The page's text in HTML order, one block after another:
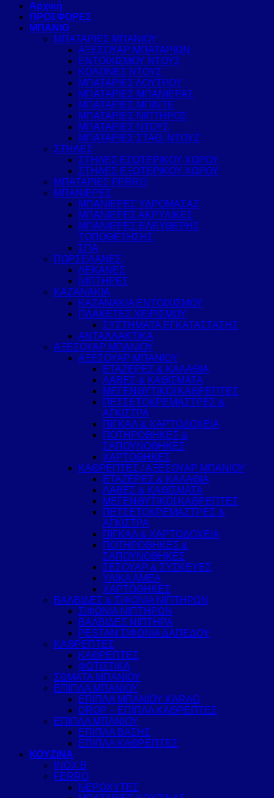
Αρχική
ΠΡΟΣΦΟΡΕΣ
ΜΠΑΝΙΟ
ΜΠΑΤΑΡΙΕΣ ΜΠΑΝΙΟΥ
ΑΞΕΣΟΥΑΡ ΜΠΑΤΑΡΙΩΝ
ΕΝΤΟΙΧΙΣΜΟΥ ΝΤΟΥΣ
ΚΟΛΟΝΕΣ ΝΤΟΥΣ
ΜΠΑΤΑΡΙΕΣ ΛΟΥΤΡΟΥ
ΜΠΑΤΑΡΙΕΣ ΜΠΑΝΙΕΡΑΣ
ΜΠΑΤΑΡΙΕΣ ΜΠΙΝΤΕ
ΜΠΑΤΑΡΙΕΣ ΝΙΠΤΗΡΟΣ
ΜΠΑΤΑΡΙΕΣ ΝΤΟΥΣ
ΜΠΑΤΑΡΙΕΣ ΣΤΑΘ. ΝΤΟΥΖ
ΣΤΗΛΕΣ
ΣΤΗΛΕΣ ΕΣΩΤΕΡΙΚΟΥ ΧΩΡΟΥ
ΣΤΗΛΕΣ ΕΞΩΤΕΡΙΚΟΥ ΧΩΡΟΥ
ΜΠΑΤΑΡΙΕΣ FERRO
ΜΠΑΝΙΕΡΕΣ
ΜΠΑΝΙΕΡΕΣ ΥΔΡΟΜΑΣΑΖ
ΜΠΑΝΙΕΡΕΣ ΑΚΡΥΛΙΚΕΣ
ΜΠΑΝΙΕΡΕΣ ΕΛΕΥΘΕΡΗΣ
ΤΟΠΟΘΕΤΗΣΗΣ
ΣΠΑ
ΠΟΡΣΕΛΑΝΕΣ
ΛΕΚΑΝΕΣ
ΝΙΠΤΗΡΕΣ
ΚΑΖΑΝΑΚΙΑ
ΚΑΖΑΝΑΚΙΑ ΕΝΤΟΙΧΙΣΜΟΥ
ΠΛΑΚΕΤΕΣ ΧΕΙΡΙΣΜΟΥ
ΣΥΣΤΗΜΑΤΑ ΕΓΚΑΤΑΣΤΑΣΗΣ
ΑΝΤΑΛΛΑΚΤΙΚΑ
ΑΞΕΣΟΥΑΡ ΜΠΑΝΙΟΥ
ΑΞΕΣΟΥΑΡ ΜΠΑΝΙΟΥ
ΕΤΑΖΕΡΕΣ & ΚΑΛΑΘΙΑ
ΛΑΒΕΣ & ΚΑΘΙΣΜΑΤΑ
ΜΕΓΕΝΘΥΤΙΚΟΙ ΚΑΘΡΕΠΤΕΣ
ΠΕΤΣΕΤΟΚΡΕΜΑΣΤΡΕΣ &
ΑΓΚΙΣΤΡΑ
ΠΙΓΚΑΛ & ΧΑΡΤΟΔΟΧΕΙΑ
ΠΟΤΗΡΟΘΗΚΕΣ &
ΣΑΠΟΥΝΟΘΗΚΕΣ
ΧΑΡΤΟΘΗΚΕΣ
ΚΑΘΡΕΠΤΕΣ / ΑΞΕΣΟΥΑΡ ΜΠΑΝΙΟΥ
ΕΤΑΖΕΡΕΣ & ΚΑΛΑΘΙΑ
ΛΑΒΕΣ & ΚΑΘΙΣΜΑΤΑ
ΜΕΓΕΝΘΥΤΙΚΟΙ ΚΑΘΡΕΠΤΕΣ
ΠΕΤΣΕΤΟΚΡΕΜΑΣΤΡΕΣ &
ΑΓΚΙΣΤΡΑ
ΠΙΓΚΑΛ & ΧΑΡΤΟΔΟΧΕΙΑ
ΠΟΤΗΡΟΘΗΚΕΣ &
ΣΑΠΟΥΝΟΘΗΚΕΣ
ΣΕΣΟΥΑΡ & ΣΥΣΚΕΥΕΣ
ΥΛΙΚΑ ΑΜΕΑ
ΧΑΡΤΟΘΗΚΕΣ
ΒΑΛΒΙΔΕΣ & ΣΙΦΟΝΙΑ ΝΙΠΤΗΡΩΝ
ΣΙΦΩΝΙΑ ΝΙΠΤΗΡΩΝ
ΒΑΛΒΙΔΕΣ ΝΙΠΤΗΡΑ
PESTAN ΣΙΦΩΝΙΑ ΔΑΠΕΔΟΥ
ΚΑΘΡΕΠΤΕΣ
ΚΑΘΡΕΠΤΕΣ
ΦΩΤΙΣΤΙΚΑ
ΣΩΜΑΤΑ ΜΠΑΝΙΟΥ
ΕΠΙΠΛΑ ΜΠΑΝΙΟΥ
ΕΠΙΠΛΑ ΜΠΑΝΙΟΥ KARAG
DROP – ΕΠΙΠΛΑ ΚΑΘΡΕΠΤΕΣ
ΕΠΙΠΛΑ ΜΠΑΝΙΟΥ
ΕΠΙΠΛΑ ΒΑΣΗΣ
ΕΠΙΠΛΑ ΚΑΘΡΕΠΤΕΣ
ΚΟΥΖΙΝΑ
INOX B
FERRO
ΝΕΡΟΧΥΤΕΣ